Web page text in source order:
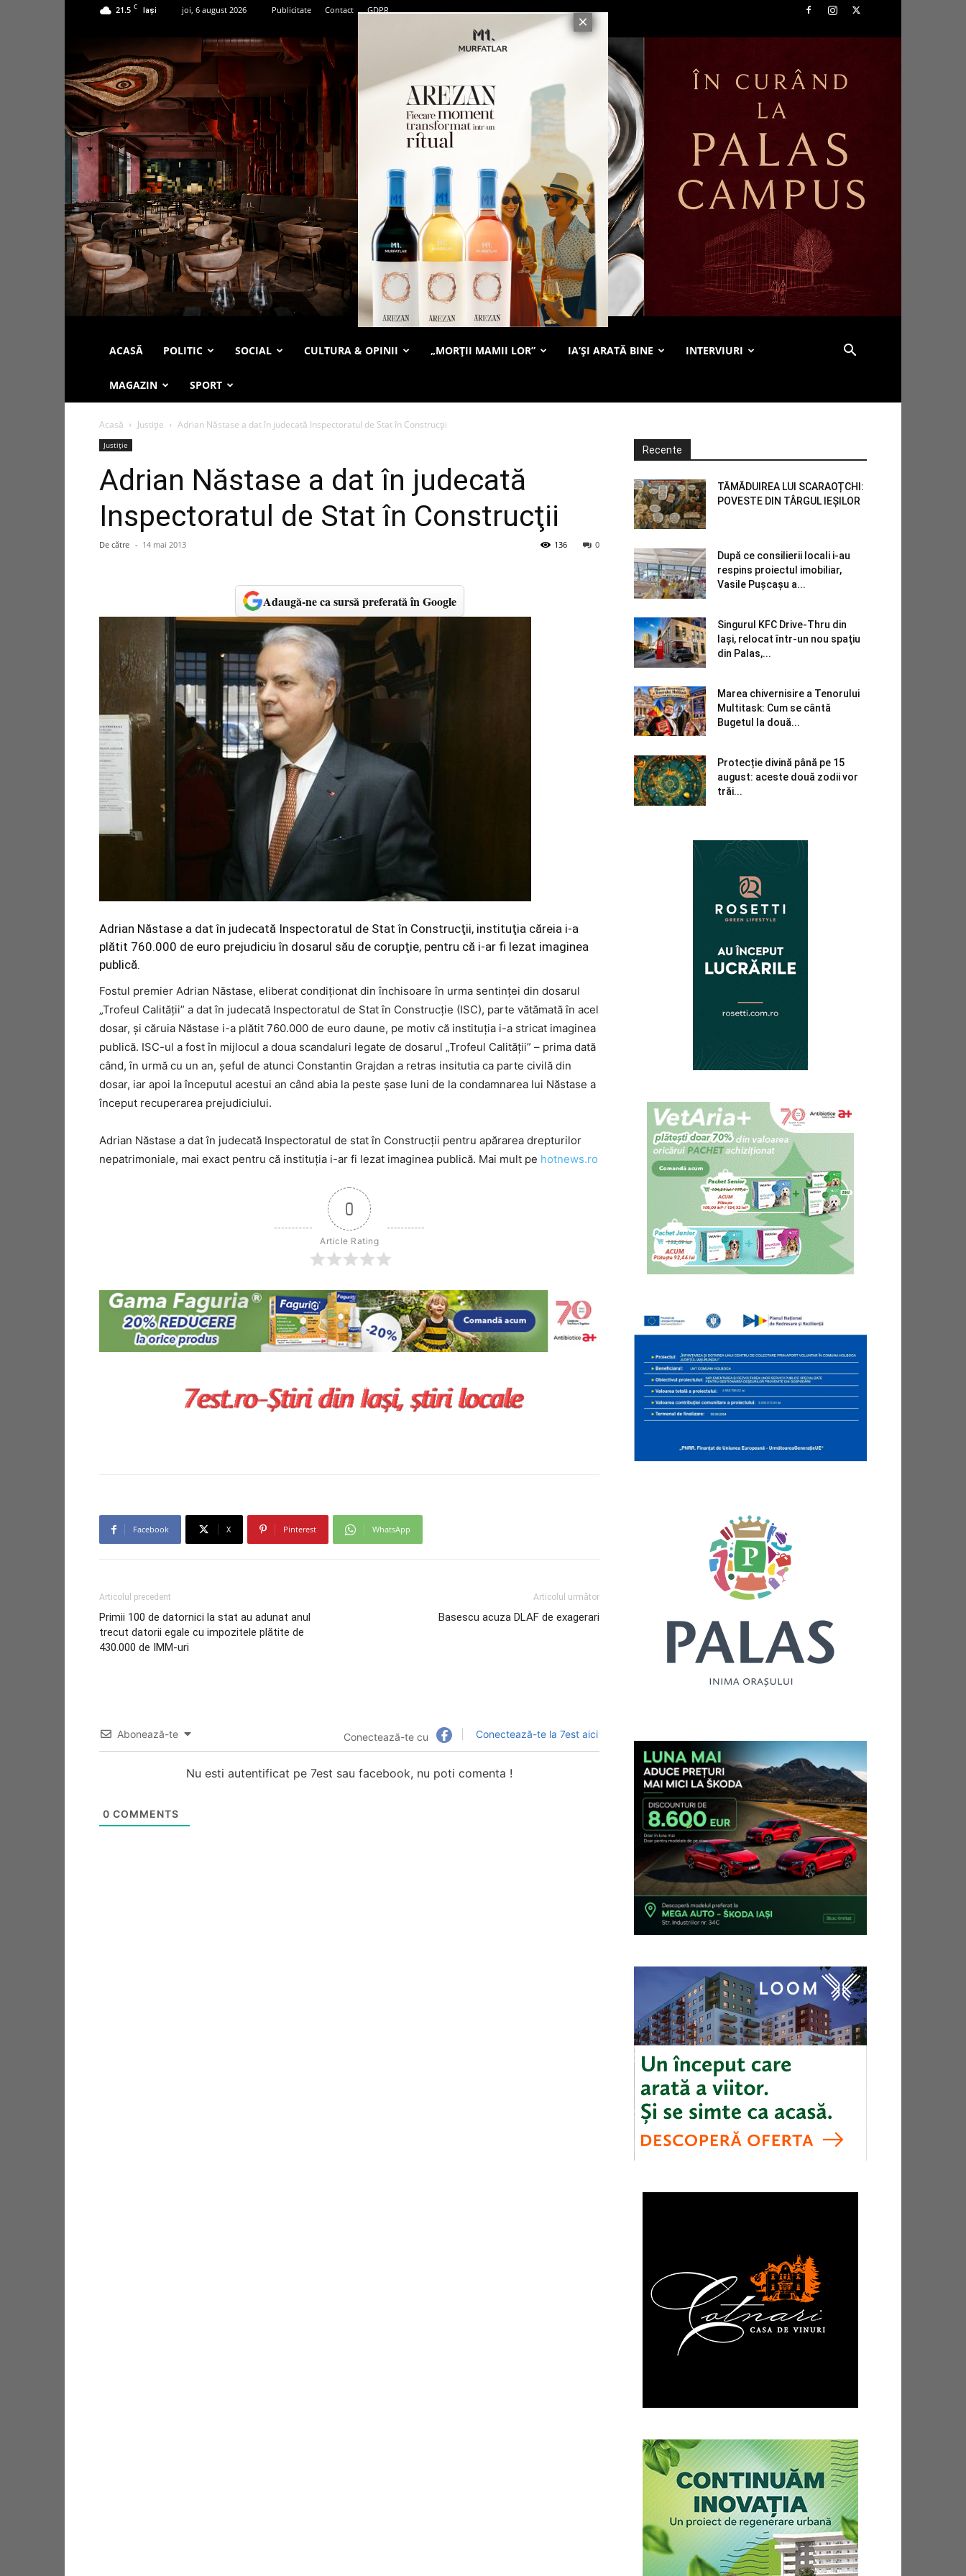
21.5 C Iași joi, 6 august 2026 Publicitate Contact GDPR
ACASĂ POLITIC SOCIAL CULTURA & OPINII „MORȚII MAMII LOR” IA’ȘI ARATĂ BINE INTERVIURI
MAGAZIN SPORT
Acasă Justiție Adrian Năstase a dat în judecată Inspectoratul de Stat în Construcţii
Justiție
Adrian Năstase a dat în judecată
Inspectoratul de Stat în Construcţii
De către - 14 mai 2013 0
136
Adaugă-ne ca sursă preferată în Google
Adrian Năstase a dat în judecată Inspectoratul de Stat în Construcţii, instituţia căreia i-a
plătit 760.000 de euro prejudiciu în dosarul său de corupţie, pentru că i-ar fi lezat imaginea
publică.
Fostul premier Adrian Năstase, eliberat condiţionat din închisoare în urma sentinţei din dosarul
„Trofeul Calităţii” a dat în judecată Inspectoratul de Stat în Construcţie (ISC), parte vătămată în acel
dosar, şi căruia Năstase i-a plătit 760.000 de euro daune, pe motiv că instituţia i-a stricat imaginea
publică. ISC-ul a fost în mijlocul a doua scandaluri legate de dosarul „Trofeul Calităţii” – prima dată
când, în urmă cu un an, şeful de atunci Constantin Grajdan a retras insitutia ca parte civilă din
dosar, iar apoi la începutul acestui an când abia la peste şase luni de la condamnarea lui Năstase a
început recuperarea prejudiciului.
Adrian Năstase a dat în judecată Inspectoratul de stat în Construcţii pentru apărarea drepturilor
nepatrimoniale, mai exact pentru că instituţia i-ar fi lezat imaginea publică. Mai mult pe hotnews.ro
0
Article Rating
Facebook X Pinterest WhatsApp
Articolul precedent
Primii 100 de datornici la stat au adunat anul
trecut datorii egale cu impozitele plătite de
430.000 de IMM-uri
Articolul următor
Basescu acuza DLAF de exagerari
Abonează-te Conectează-te cu Conectează-te la 7est aici
Nu esti autentificat pe 7est sau facebook, nu poti comenta !
0 COMMENTS
Recente
TĂMĂDUIREA LUI SCARAOȚCHI:
POVESTE DIN TÂRGUL IEȘILOR
După ce consilierii locali i-au
respins proiectul imobiliar,
Vasile Pușcașu a...
Singurul KFC Drive-Thru din
Iași, relocat într-un nou spaţiu
din Palas,...
Marea chivernisire a Tenorului
Multitask: Cum se cântă
Bugetul la două...
Protecție divină până pe 15
august: aceste două zodii vor
trăi...